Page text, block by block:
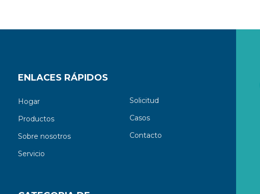
ENLACES RÁPIDOS
Hogar
Productos
Sobre nosotros
Servicio
Solicitud
Casos
Contacto